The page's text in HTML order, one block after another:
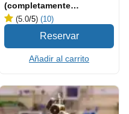
(completamente
equipado)
(5.0/5) (10)
Añadir al carrito